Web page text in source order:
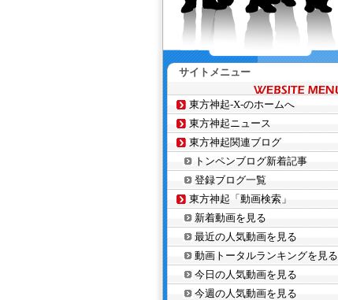
サイトメニュー
東方神起-X-のホームへ
東方神起ニュース
東方神起関連ブログ
トンペンブログ新着記事
登録ブログ一覧
東方神起「動画検索」
新着動画を見る
最近の人気動画を見る
動画トータルランキングを見る
今日の人気動画を見る
今週の人気動画を見る